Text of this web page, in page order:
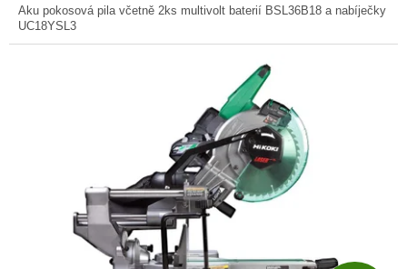
Aku pokosová pila včetně 2ks multivolt baterií BSL36B18 a nabíječky
UC18YSL3